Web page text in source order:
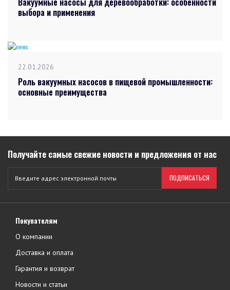
выбора и применения
22.01.2026
Роль вакуумных насосов в пищевой промышленности:
основные преимущества
Получайте самые свежие новости и предложения от нас
ПОДПИСАТЬСЯ
Покупателям
О компании
Доставка и оплата
Гарантия и возврат
Новости и статьи